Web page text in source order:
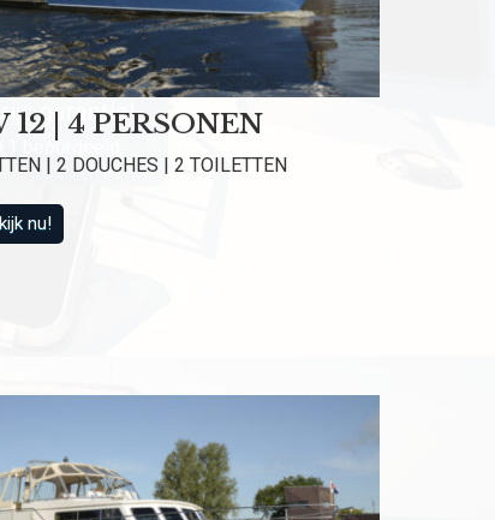
garantie!
beoordeeld
12 | 4 PERSONEN
| 2 DOUCHES | 2 TOILETTEN
nu!